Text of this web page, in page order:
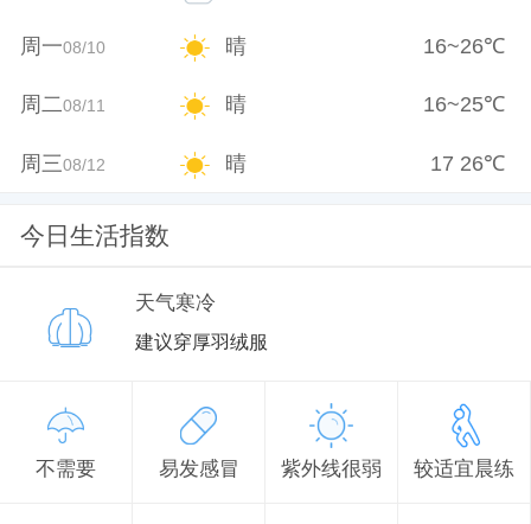
周一08/10 晴 16~26℃
周二08/11 晴 16~25℃
周三08/12 晴 17 26℃
今日生活指数
天气寒冷
建议穿厚羽绒服
不需要 易发感冒 紫外线很弱 较适宜晨练